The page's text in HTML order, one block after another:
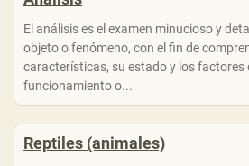
El análisis es el examen minucioso y
objeto o fenómeno, con el fin de
características, su estado y los factores
funcionamiento o...
Reptiles (animales)